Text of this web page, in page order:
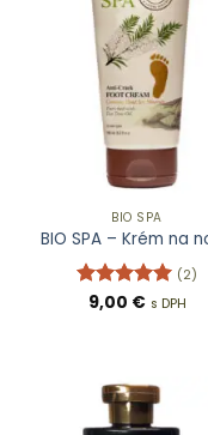
BIO SPA
BIO SPA – Krém na
Hodnotenie
(2)
9,00 € s DPH